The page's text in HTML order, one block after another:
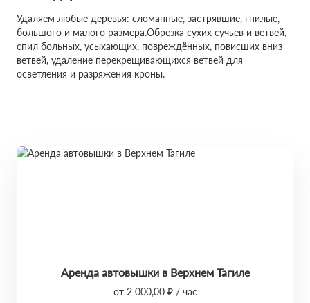
Удаляем любые деревья: сломанные, застрявшие, гнилые,
большого и малого размера.Обрезка сухих сучьев и ветвей,
спил больных, усыхающих, повреждённых, повисших вниз
ветвей, удаление перекрещивающихся ветвей для
осветления и разряжения кроны.
Аренда автовышки в Верхнем Тагиле
от 2 000,00 ₽ / час